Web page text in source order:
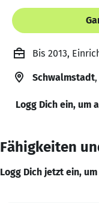
Bis 2013,
Schwalmstadt
Logg Dich ein, um
Fähigkeiten
Logg Dich jetzt ein,